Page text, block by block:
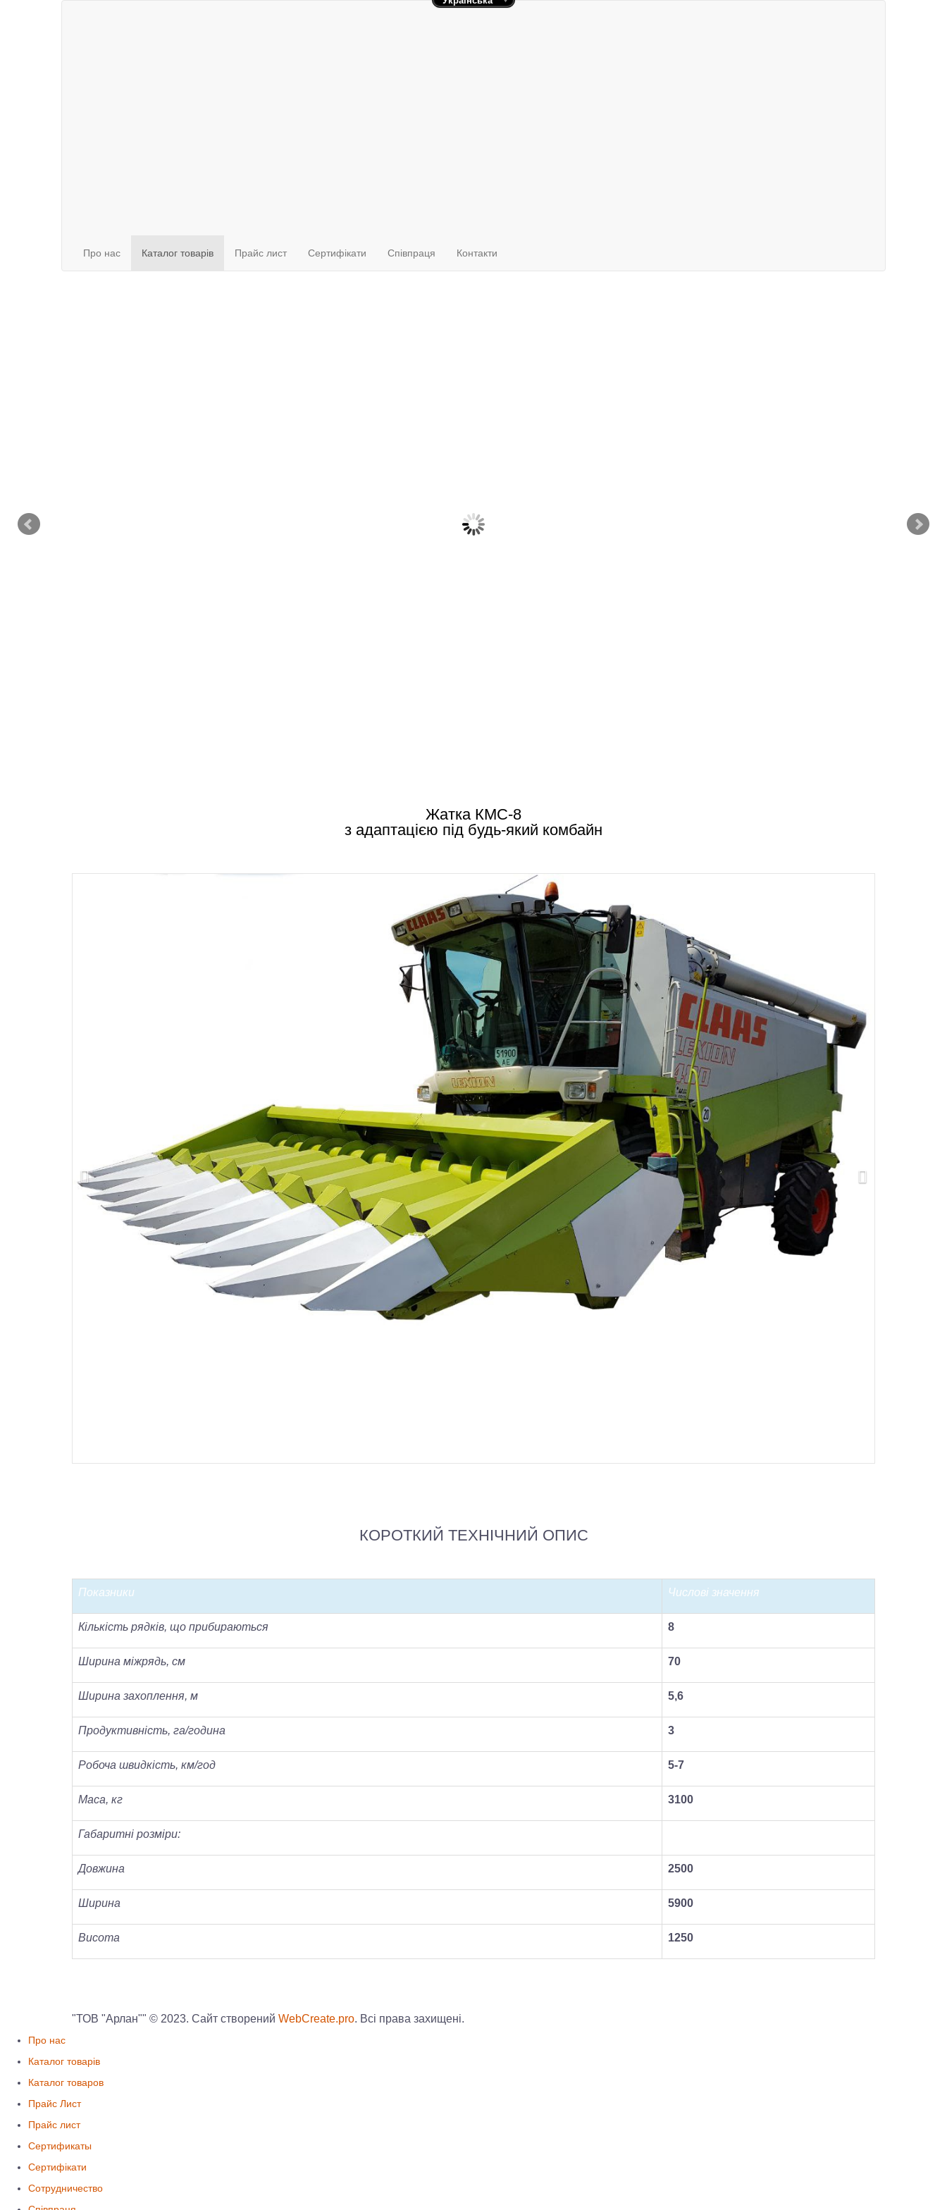
Про нас Каталог товарів Прайс лист Сертифікати Співпраця Контакти
Жатка КМС-8
з адаптацією під будь-який комбайн
КОРОТКИЙ ТЕХНІЧНИЙ ОПИС
Показники Числові значення
Кількість рядків, що прибираються 8
Ширина міжрядь, см 70
Ширина захоплення, м 5,6
Продуктивність, га/година 3
Робоча швидкість, км/год 5-7
Маса, кг 3100
Габаритні розміри:
Довжина 2500
Ширина 5900
Висота 1250
"ТОВ "Арлан"" © 2023. Сайт створений WebCreate.pro. Всі права захищені.
Про нас
Каталог товарів
Каталог товаров
Прайс Лист
Прайс лист
Сертификаты
Сертифікати
Сотрудничество